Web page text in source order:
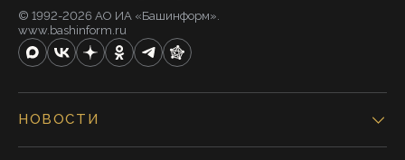
© 1992-2026 АО ИА «Башинформ».
www.bashinform.ru
НОВОСТИ